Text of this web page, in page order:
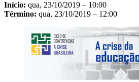
Início: qua, 23/10/2019 – 10:00
Término: qua, 23/10/2019 – 12:00